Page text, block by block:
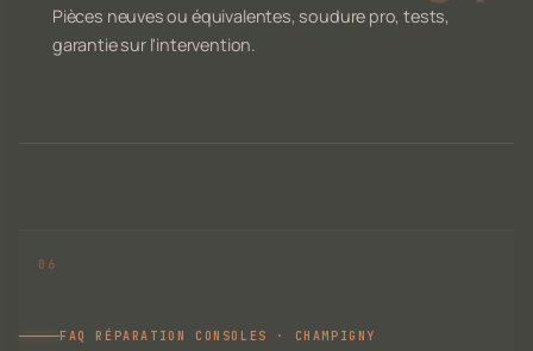
Pièces neuves ou équivalentes, soudure pro, tests,
garantie sur l'intervention.
FAQ RÉPARATION CONSOLES · CHAMPIGNY